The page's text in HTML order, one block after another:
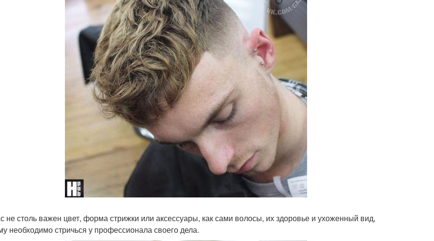
не столь важен цвет, форма стрижки или аксессуары, как сами волосы, их здоровье и ухоженный вид,
необходимо стричься у профессионала своего дела.